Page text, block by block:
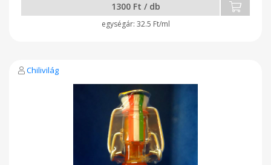
1300 Ft / db
32.5 Ft/ml
Chilivilág